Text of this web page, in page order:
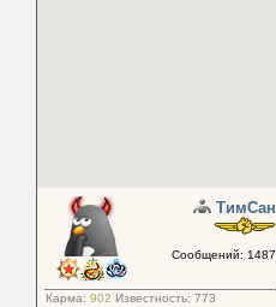
ТимСан
Сообщений: 1487
Карма: 902 Известность: 773